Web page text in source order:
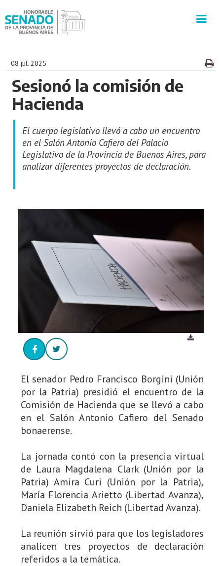
SECRETARÍAS
CULTURA
VISITAS GUIADAS
08 jul. 2025
Sesionó la comisión de
Hacienda
El cuerpo legislativo llevó a cabo un encuentro
en el Salón Antonio Cafiero del Palacio
Legislativo de la Provincia de Buenos Aires, para
analizar diferentes proyectos de declaración.
El senador Pedro Francisco Borgini (Unión
por la Patria) presidió el encuentro de la
Comisión de Hacienda que se llevó a cabo
en el Salón Antonio Cafiero del Senado
bonaerense.
La jornada contó con la presencia virtual
de Laura Magdalena Clark (Unión por la
Patria) Amira Curi (Unión por la Patria),
María Florencia Arietto (Libertad Avanza),
Daniela Elizabeth Reich (Libertad Avanza).
La reunión sirvió para que los legisladores
analicen tres proyectos de declaración
referidos a la temática.